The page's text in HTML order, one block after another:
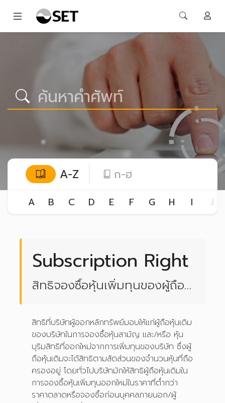
A-Z ก-ฮ
A B C D E F G H I J
Subscription Right
สิทธิจองซื้อหุ้นเพิ่มทุนของผู้ถือ
สิทธิที่บริษัทผู้ออกหลักทรัพย์มอบให้แก่ผู้ถือหุ้นเดิม
ของบริษัทในการจองซื้อหุ้นสามัญ และ/หรือ หุ้น
บุริมสิทธิที่ออกใหม่จากการเพิ่มทุนของบริษัท ซึ่งผู้
ถือหุ้นเดิมจะได้สิทธิตามสัดส่วนของจำนวนหุ้นที่ถือ
ครองอยู่ โดยทั่วไปบริษัทมักให้สิทธิผู้ถือหุ้นเดิมใน
การจองซื้อหุ้นเพิ่มทุนออกใหม่ในราคาที่ต่ำกว่า
ราคาตลาดหรือจองซื้อก่อนบุคคลภายนอก/ผู้